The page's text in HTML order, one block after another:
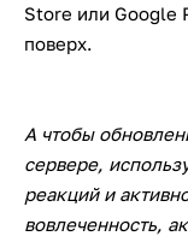
Store или Google
поверх.
А чтобы
сервере,
реакций и
вовлеченность,